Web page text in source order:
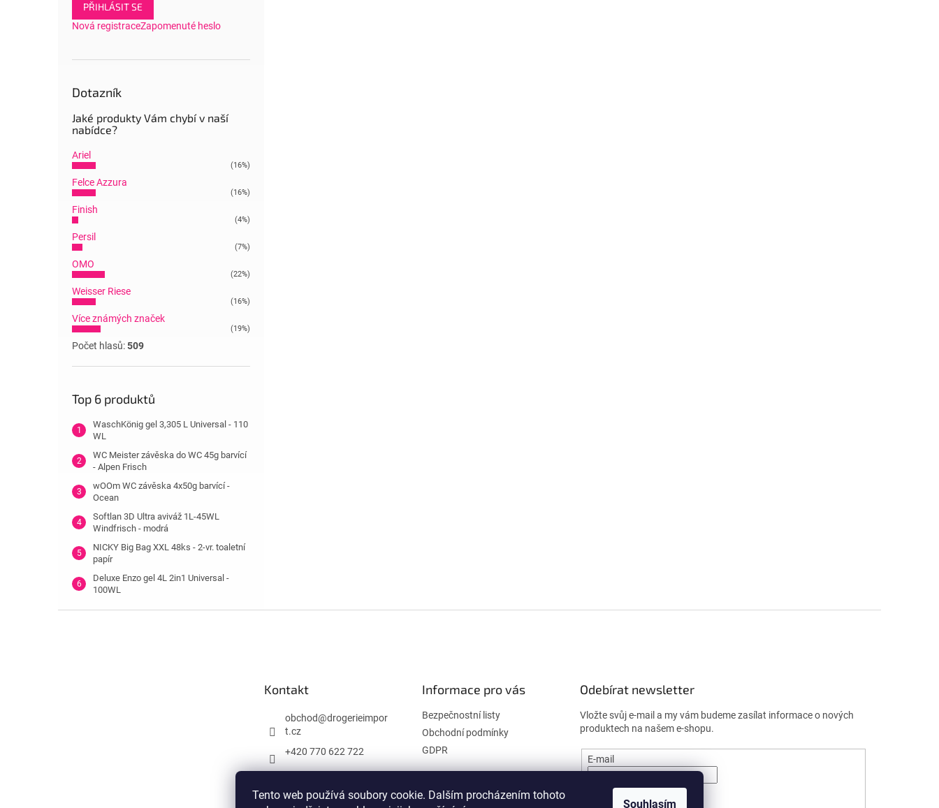
Tento web používá soubory cookie. Dalším procházením tohoto
Souhlasím
PŘIHLÁSIT SE
Nová registraceZapomenuté heslo
Dotazník
Jaké produkty Vám chybí v naší
nabídce?
Ariel
(16%)
Felce Azzura
(16%)
Finish
(4%)
Persil
(7%)
OMO
(22%)
Weisser Riese
(16%)
Více známých značek
(19%)
Počet hlasů:509
Top 6 produktů
WaschKönig gel 3,305 L Universal - 110
WL
WC Meister závěska do WC 45g barvící
- Alpen Frisch
wOOm WC závěska 4x50g barvící -
Ocean
Softlan 3D Ultra aviváž 1L-45WL
Windfrisch - modrá
NICKY Big Bag XXL 48ks - 2-vr. toaletní
papír
Deluxe Enzo gel 4L 2in1 Universal -
100WL
Kontakt
obchod@drogerieimpor
t.cz
+420 770 622 722
Informace pro vás
Bezpečnostní listy
Obchodní podmínky
GDPR
Odebírat newsletter
Vložte svůj e-mail a my vám budeme zasílat informace o nových
produktech na našem e-shopu.
E-mail